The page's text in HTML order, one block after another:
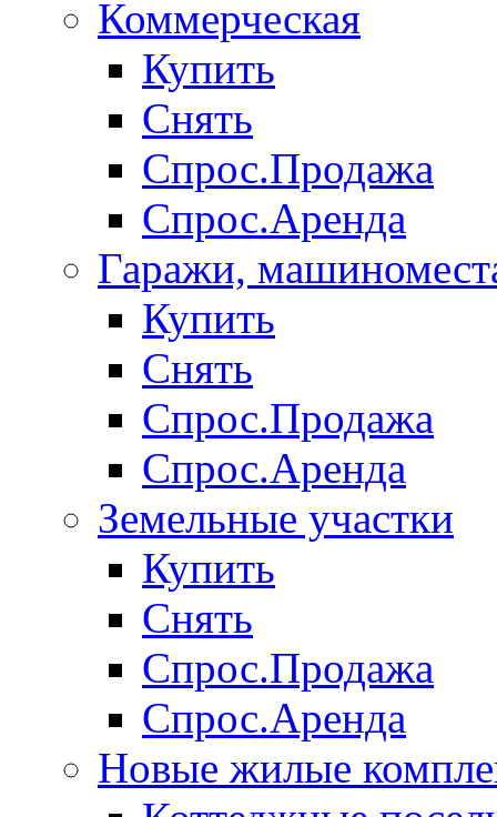
Коммерческая
Купить
Снять
Спрос.Продажа
Спрос.Аренда
Гаражи,
Купить
Снять
Спрос.Продажа
Спрос.Аренда
Земельные участки
Купить
Снять
Спрос.Продажа
Спрос.Аренда
Новые жилые